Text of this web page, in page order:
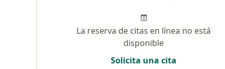
La reserva de citas en línea no está
disponible
Solicita una cita